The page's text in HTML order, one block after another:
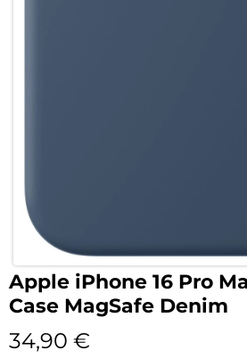
Apple iPhone 16 Pro
Case MagSafe Denim
34,90 €